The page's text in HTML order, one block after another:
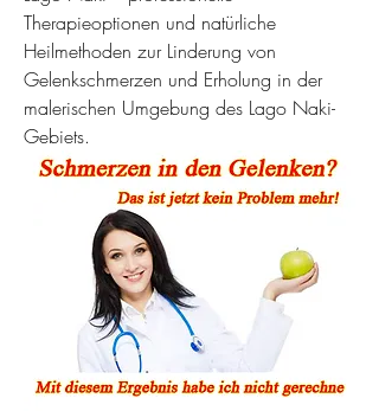
Therapieoptionen und natürliche
Heilmethoden zur Linderung von
Gelenkschmerzen und Erholung in der
malerischen Umgebung des Lago Naki-
Gebiets.